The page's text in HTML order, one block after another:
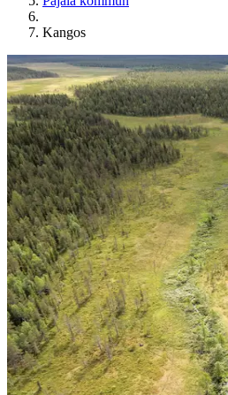
Kangos